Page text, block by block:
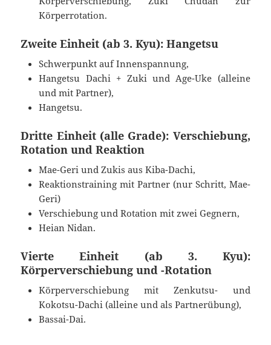
Körperrotation.
Zweite Einheit (ab 3. Kyu): Hangetsu
Schwerpunkt auf Innenspannung,
Hangetsu Dachi + Zuki und Age-Uke (alleine
und mit Partner),
Hangetsu.
Dritte Einheit (alle Grade): Verschiebung,
Rotation und Reaktion
Mae-Geri und Zukis aus Kiba-Dachi,
Reaktionstraining mit Partner (nur Schritt, Mae-
Geri)
Verschiebung und Rotation mit zwei Gegnern,
Heian Nidan.
Vierte Einheit (ab 3. Kyu):
Körperverschiebung und -Rotation
Körperverschiebung mit Zenkutsu- und
Kokotsu-Dachi (alleine und als Partnerübung),
Bassai-Dai.